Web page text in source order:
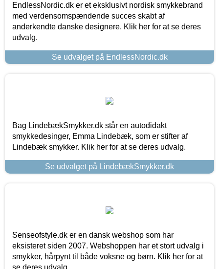
EndlessNordic.dk er et eksklusivt nordisk smykkebrand
med verdensomspændende succes skabt af
anderkendte danske designere. Klik her for at se deres
udvalg.
Se udvalget på EndlessNordic.dk
Bag LindebækSmykker.dk står en autodidakt
smykkedesinger, Emma Lindebæk, som er stifter af
Lindebæk smykker. Klik her for at se deres udvalg.
Se udvalget på LindebækSmykker.dk
Senseofstyle.dk er en dansk webshop som har
eksisteret siden 2007. Webshoppen har et stort udvalg i
smykker, hårpynt til både voksne og børn. Klik her for at
se deres udvalg.